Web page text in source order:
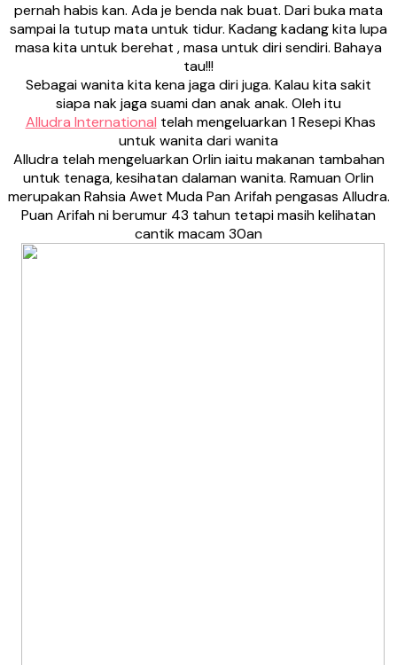
pernah habis kan. Ada je benda nak buat. Dari buka mata
sampai la tutup mata untuk tidur. Kadang kadang kita lupa
masa kita untuk berehat , masa untuk diri sendiri. Bahaya
tau!!!
Sebagai wanita kita kena jaga diri juga. Kalau kita sakit
siapa nak jaga suami dan anak anak. Oleh itu
Alludra International telah mengeluarkan 1 Resepi Khas
untuk wanita dari wanita
Alludra telah mengeluarkan Orlin iaitu makanan tambahan
untuk tenaga, kesihatan dalaman wanita. Ramuan Orlin
merupakan Rahsia Awet Muda Pan Arifah pengasas Alludra.
Puan Arifah ni berumur 43 tahun tetapi masih kelihatan
cantik macam 30an